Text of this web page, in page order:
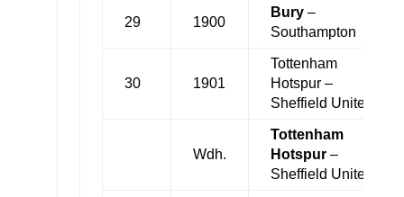
29 1900
Bury–
Southampton
30 1901
Tottenham
Hotspur –
Sheffield United
Wdh.
Tottenham
Hotspur–
Sheffield United